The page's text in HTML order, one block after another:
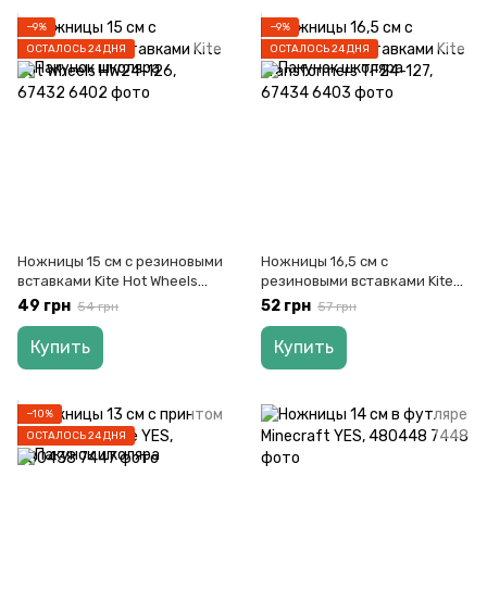
−9%
ОСТАЛОСЬ 24 ДНЯ
Ножницы 15 см с резиновыми
вставками Kite Hot Wheels
HW24-126, 67432
49 грн 54 грн
Купить
−9%
ОСТАЛОСЬ 24 ДНЯ
Ножницы 16,5 см с
резиновыми вставками Kite
Transformers TF24-127, 67434
52 грн 57 грн
Купить
−10%
ОСТАЛОСЬ 24 ДНЯ